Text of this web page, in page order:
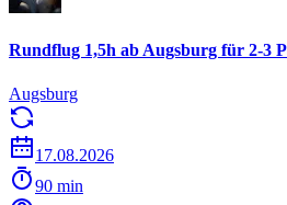
Rundflug 1,5h ab Augsburg für 2-3
Augsburg
17.08.2026
90 min